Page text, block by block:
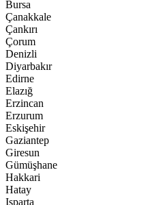
Bursa
Çanakkale
Çankırı
Çorum
Denizli
Diyarbakır
Edirne
Elazığ
Erzincan
Erzurum
Eskişehir
Gaziantep
Giresun
Gümüşhane
Hakkari
Hatay
Isparta